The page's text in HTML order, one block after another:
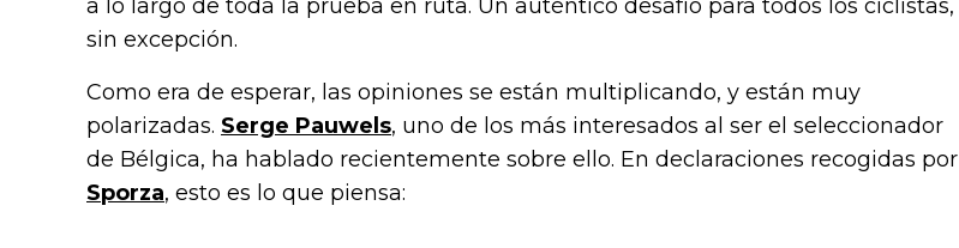
a lo largo de toda la prueba en ruta. Un auténtico desafío para todos los ciclistas,
sin excepción.
Como era de esperar, las opiniones se están multiplicando, y están muy
polarizadas. Serge Pauwels, uno de los más interesados al ser el seleccionador
de Bélgica, ha hablado recientemente sobre ello. En declaraciones recogidas por
Sporza, esto es lo que piensa: